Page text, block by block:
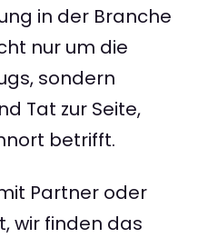
in der Branche
nur um die
sondern
Tat zur Seite,
betrifft.
Partner oder
wir finden das